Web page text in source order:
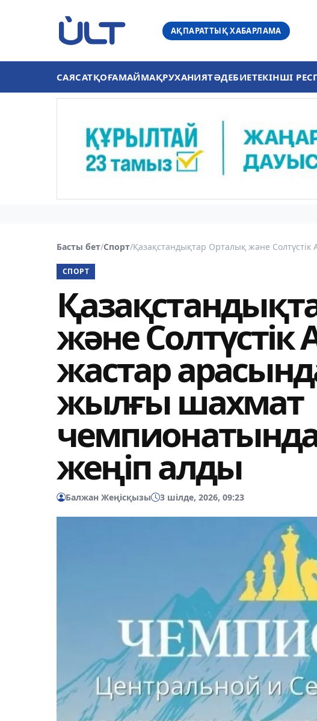
АҚПАРАТТЫҚ ХАБАРЛАМА
САЯСАТҚОҒАМАЙМАҚРУХАНИЯТӘДЕБИЕТЕКІНШІ
Басты бет/Спорт/Қазақстандықтар Орталық және Солтүстік
СПОРТ
және
жастар
жылғы шахмат
жеңіп алды
Балжан Жеңісқызы 3 шілде, 2026, 09:23